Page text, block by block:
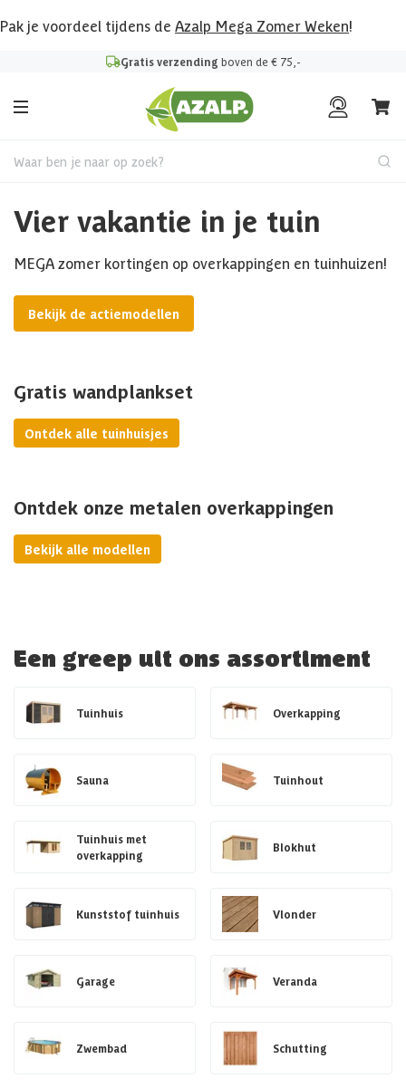
Pak je voordeel tijdens de Azalp Mega Zomer Weken!
Gratis verzending boven de € 75,-
Waar ben je naar op zoek?
Vier vakantie in je tuin
MEGA zomer kortingen op overkappingen en tuinhuizen!
Bekijk de actiemodellen
Gratis wandplankset
Ontdek alle tuinhuisjes
Ontdek onze metalen overkappingen
Bekijk alle modellen
Een greep uit ons assortiment
Tuinhuis Overkapping
Sauna Tuinhout
Tuinhuis met
overkapping
Blokhut
Kunststof tuinhuis Vlonder
Garage Veranda
Zwembad Schutting